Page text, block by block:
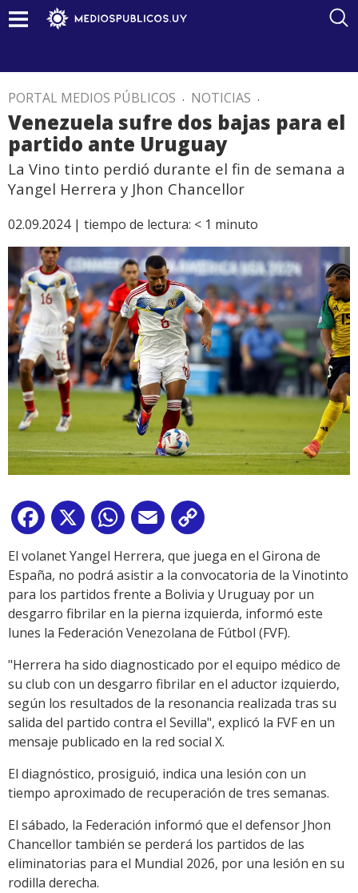
PORTAL MEDIOS PÚBLICOS . NOTICIAS .
Venezuela sufre dos bajas para el
partido ante Uruguay
La Vino tinto perdió durante el fin de semana a
Yangel Herrera y Jhon Chancellor
02.09.2024 | tiempo de lectura: < 1 minuto
Facebook
X WhatsApp
Email
Link
El volanet Yangel Herrera, que juega en el Girona de
España, no podrá asistir a la convocatoria de la Vinotinto
para los partidos frente a Bolivia y Uruguay por un
desgarro fibrilar en la pierna izquierda, informó este
lunes la Federación Venezolana de Fútbol (FVF).
"Herrera ha sido diagnosticado por el equipo médico de
su club con un desgarro fibrilar en el aductor izquierdo,
según los resultados de la resonancia realizada tras su
salida del partido contra el Sevilla", explicó la FVF en un
mensaje publicado en la red social X.
El diagnóstico, prosiguió, indica una lesión con un
tiempo aproximado de recuperación de tres semanas.
El sábado, la Federación informó que el defensor Jhon
Chancellor también se perderá los partidos de las
eliminatorias para el Mundial 2026, por una lesión en su
rodilla derecha.